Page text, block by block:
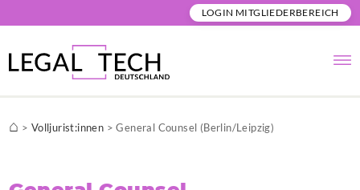
LOGIN MITGLIEDERBEREICH
⌂ > Volljurist:innen >General Counsel (Berlin/Leipzig)